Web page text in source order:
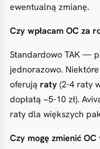
ewentualną zmianę.
Czy wpłacam OC za
Standardowo TAK —
jednorazowo.
oferują raty (2-4 raty
dopłatą ~5-10 zł).
raty dla większych
Czy mogę zmienić